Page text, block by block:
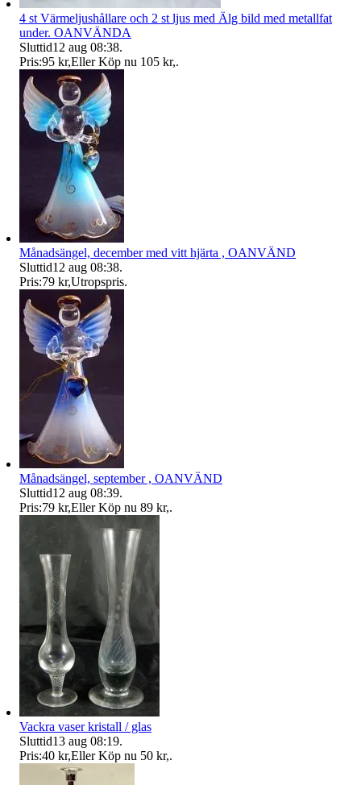
4 st Värmeljushållare och 2 st ljus med Älg bild med metallfat
under. OANVÄNDA
Sluttid12 aug 08:38.
Pris:95 kr,Eller Köp nu 105 kr,.
Månadsängel, december med vitt hjärta , OANVÄND
Sluttid12 aug 08:38.
Pris:79 kr,Utropspris.
Månadsängel, september , OANVÄND
Sluttid12 aug 08:39.
Pris:79 kr,Eller Köp nu 89 kr,.
Vackra vaser kristall / glas
Sluttid13 aug 08:19.
Pris:40 kr,Eller Köp nu 50 kr,.